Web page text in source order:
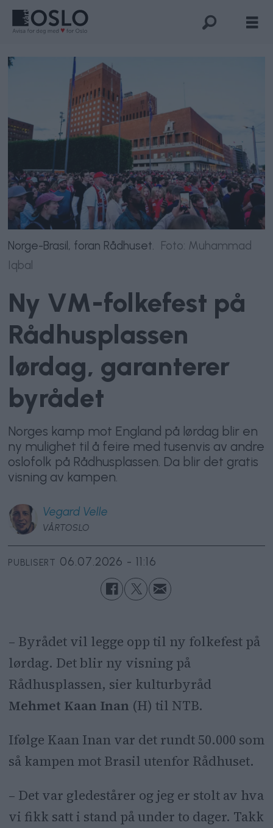
Norge-Brasil, foran Rådhuset.
Foto: Muhammad
Iqbal
Ny VM-folkefest på
Rådhusplassen
lørdag, garanterer
byrådet
Norges kamp mot England på lørdag blir en
ny mulighet til å feire med tusenvis av andre
oslofolk på Rådhusplassen. Da blir det gratis
visning av kampen.
Vegard Velle
VÅRTOSLO
PUBLISERT 06.07.2026 - 11:16
– Byrådet vil legge opp til ny folkefest på
lørdag. Det blir ny visning på
Rådhusplassen, sier kulturbyråd
Mehmet Kaan Inan (H) til NTB.
Ifølge Kaan Inan var det rundt 50.000 som
så kampen mot Brasil utenfor Rådhuset.
– Det var gledestårer og jeg er stolt av hva
vi fikk satt i stand på under to dager. Takk